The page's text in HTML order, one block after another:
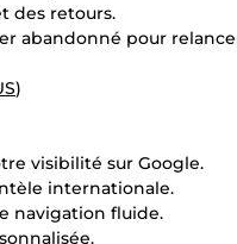
des retours.
abandonné pour
)
visibilité sur Google.
internationale.
navigation fluide.